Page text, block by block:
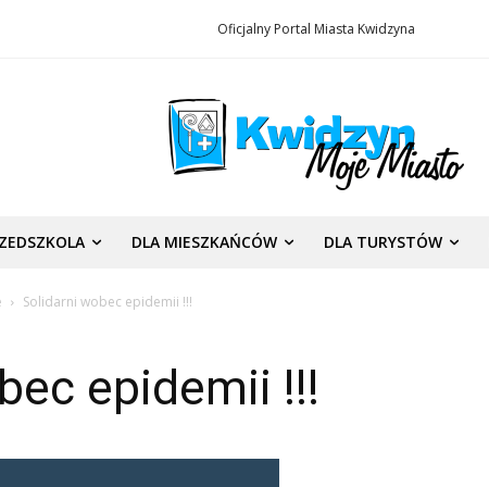
Oficjalny Portal Miasta Kwidzyna
DLA MIESZKAŃCÓW DLA TURYSTÓW
Solidarni wobec epidemii !!!
epidemii !!!